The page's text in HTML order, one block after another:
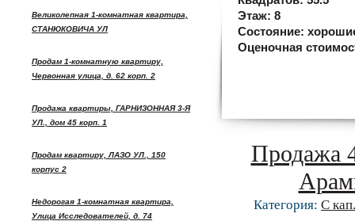
Великолепная 1-комнатная квартира,
СТАНЮКОВИЧА УЛ
Продам 1-комнатную квартиру,
Червонная улица, д. 62 корп. 2
Продажа квартиры, ГАРНИЗОННАЯ 3-Я
УЛ., дом 45 корп. 1
Продам квартиру, ЛАЗО УЛ., 150
корпус 2
Недорогая 1-комнатная квартира,
Улица Исследователей, д. 74
Этаж: 8
Состояние:
Оценочная
Продажа
Категория: С